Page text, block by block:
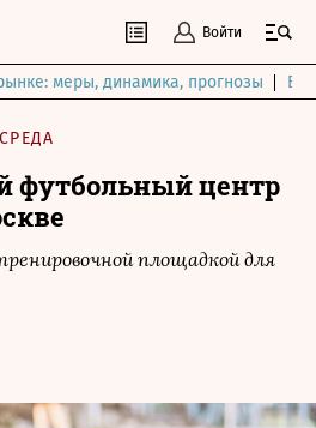
Войти
меры, динамика, прогнозы
СРЕДА
футбольный центр
площадкой для